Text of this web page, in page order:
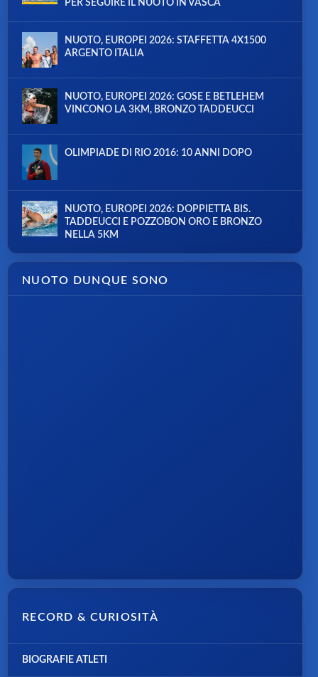
PER SEGUIRE IL NUOTO IN VASCA
NUOTO, EUROPEI 2026: STAFFETTA 4X1500
ARGENTO ITALIA
NUOTO, EUROPEI 2026: GOSE E BETLEHEM
VINCONO LA 3KM, BRONZO TADDEUCCI
OLIMPIADE DI RIO 2016: 10 ANNI DOPO
NUOTO, EUROPEI 2026: DOPPIETTA BIS.
TADDEUCCI E POZZOBON ORO E BRONZO
NELLA 5KM
NUOTO DUNQUE SONO
RECORD & CURIOSITÀ
BIOGRAFIE ATLETI